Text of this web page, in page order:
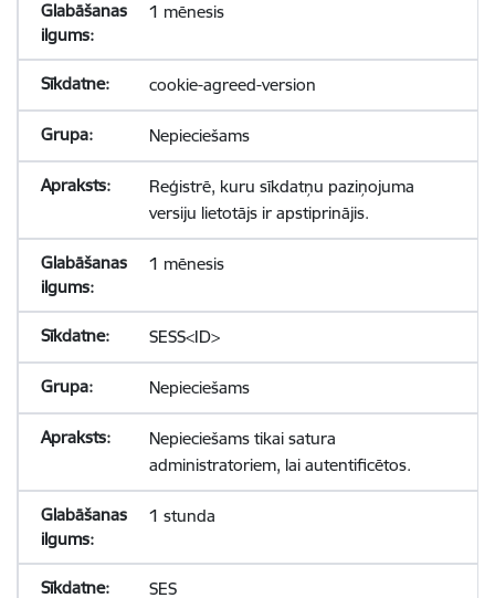
1 mēnesis
cookie-agreed-version
Nepieciešams
Reģistrē, kuru sīkdatņu paziņojuma
versiju lietotājs ir apstiprinājis.
1 mēnesis
SESS<ID>
Nepieciešams
Nepieciešams tikai satura
administratoriem, lai autentificētos.
1 stunda
SES